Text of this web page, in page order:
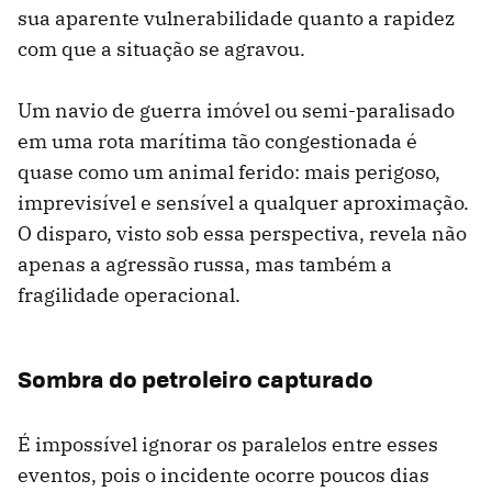
sua aparente vulnerabilidade quanto a rapidez
com que a situação se agravou.
Um navio de guerra imóvel ou semi-paralisado
em uma rota marítima tão congestionada é
quase como um animal ferido: mais perigoso,
imprevisível e sensível a qualquer aproximação.
O disparo, visto sob essa perspectiva, revela não
apenas a agressão russa, mas também a
fragilidade operacional.
Sombra do petroleiro capturado
É impossível ignorar os paralelos entre esses
eventos, pois o incidente ocorre poucos dias